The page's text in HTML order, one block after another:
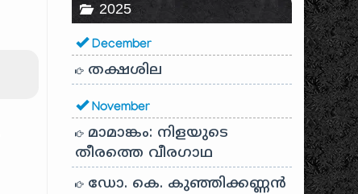
2025
December
തക്ഷശില
November
മാമാങ്കം: നിളയുടെ
തീരത്തെ വീരഗാഥ
ഡോ. കെ. കുഞ്ഞിക്കണ്ണൻ